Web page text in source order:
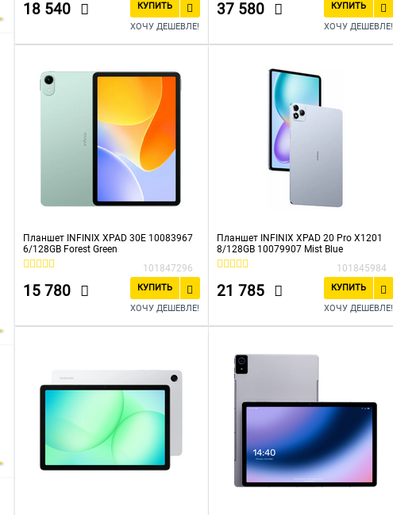
18 540
КУПИТЬ
ХОЧУ ДЕШЕВЛЕ!
37 580
КУПИТЬ
ХОЧУ ДЕШЕВЛЕ!
Планшет INFINIX XPAD 30E 10083967
6/128GB Forest Green
101847296
15 780
КУПИТЬ
ХОЧУ ДЕШЕВЛЕ!
Планшет INFINIX XPAD 20 Pro X1201
8/128GB 10079907 Mist Blue
101845984
21 785
КУПИТЬ
ХОЧУ ДЕШЕВЛЕ!